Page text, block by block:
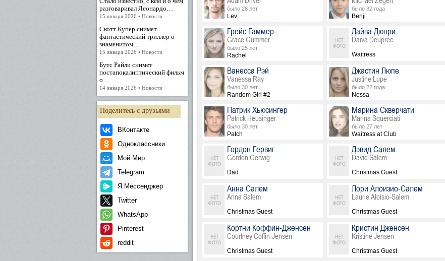
разговаривал Леонардо…
15 января 2026 • Новости
Скотт Купер снимет
фантастический триллер о
знаменитом…
15 января 2026 • Новости
Бутс Райли снимет
постапокалиптический фильм
о…
14 января 2026 • Новости
Поделитесь с друзьями
ВКонтакте
Одноклассники
Мой Мир
Telegram
Я.Мессенджер
Twitter
WhatsApp
Pinterest
reddit
было 28 лет
Lev
было 32 года
Benji
Грейс Гаммер
Grace Gummer
было 25 лет
Rachel
Дайва Дюпри
Daiva Deupree
Waitress
Ванесса Рэй
Vanessa Ray
было 30 лет
Random Girl #2
Джастин Люпе
Justine Lupe
было 22 года
Nessa
Патрик Хьюсингер
Patrick Heusinger
было 30 лет
Patch
Марина Скверчати
Marina Squerciati
было 27 лет
Waitress at Club
Гордон Гервиг
Gordon Gerwig
Dad
Дэвид Салем
David Salem
Christmas Guest
Анна Салем
Anna Salem
Christmas Guest
Лори Алоизио-Салем
Laurie Aloisio-Salem
Christmas Guest
Кортни Коффин-Дженсен
Courtney Coffin-Jensen
Christmas Guest
Кристин Дженсен
Kristine Jensen
Christmas Guest